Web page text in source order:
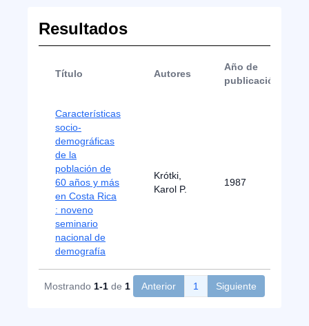
Resultados
Título Autores
Año de
publicación
Características
socio-
demográficas
de la
población de
60 años y más
en Costa Rica
: noveno
seminario
nacional de
demografía
Krótki,
Karol P.
1987
Mostrando 1-1 de 1 Anterior 1 Siguiente